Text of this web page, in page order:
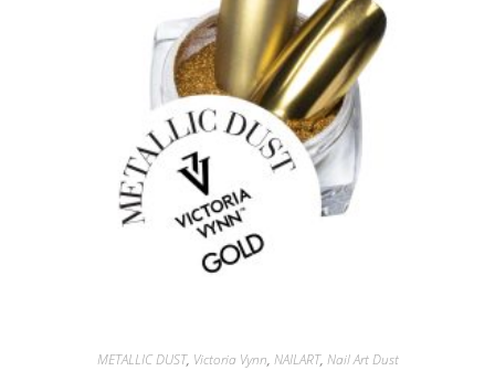
METALLIC DUST, Victoria Vynn, NAILART, Nail Art Dust